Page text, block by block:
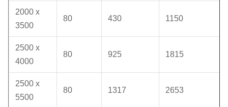
2000 x
3500
80 430 1150
2500 x
4000
80 925 1815
2500 x
5500
80 1317 2653